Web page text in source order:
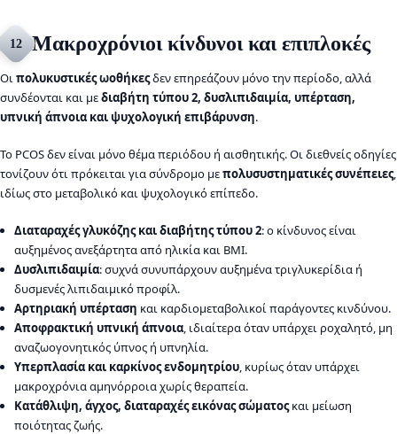
12 Μακροχρόνιοι κίνδυνοι και επιπλοκές
Οιπολυκυστικές ωοθήκεςδεν επηρεάζουν μόνο την περίοδο, αλλά
συνδέονται και μεδιαβήτη τύπου 2, δυσλιπιδαιμία, υπέρταση,
υπνική άπνοια και ψυχολογική επιβάρυνση.
Το PCOS δεν είναι μόνο θέμα περιόδου ή αισθητικής. Οι διεθνείς οδηγίες
τονίζουν ότι πρόκειται για σύνδρομο μεπολυσυστηματικές συνέπειες,
ιδίως στο μεταβολικό και ψυχολογικό επίπεδο.
Διαταραχές γλυκόζης και διαβήτης τύπου 2: ο κίνδυνος είναι
αυξημένος ανεξάρτητα από ηλικία και BMI.
Δυσλιπιδαιμία: συχνά συνυπάρχουν αυξημένα τριγλυκερίδια ή
δυσμενές λιπιδαιμικό προφίλ.
Αρτηριακή υπέρταση και καρδιομεταβολικοί παράγοντες κινδύνου.
Αποφρακτική υπνική άπνοια, ιδιαίτερα όταν υπάρχει ροχαλητό, μη
αναζωογονητικός ύπνος ή υπνηλία.
Υπερπλασία και καρκίνος ενδομητρίου, κυρίως όταν υπάρχει
μακροχρόνια αμηνόρροια χωρίς θεραπεία.
Κατάθλιψη, άγχος, διαταραχές εικόνας σώματοςκαι μείωση
ποιότητας ζωής.